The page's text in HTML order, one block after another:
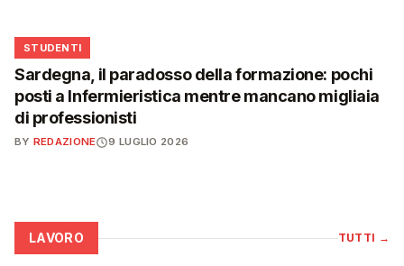
🎓
STUDENTI
Sardegna, il paradosso della formazione: pochi
posti a Infermieristica mentre mancano migliaia
di professionisti
BY REDAZIONE 9 LUGLIO 2026
LAVORO TUTTI →